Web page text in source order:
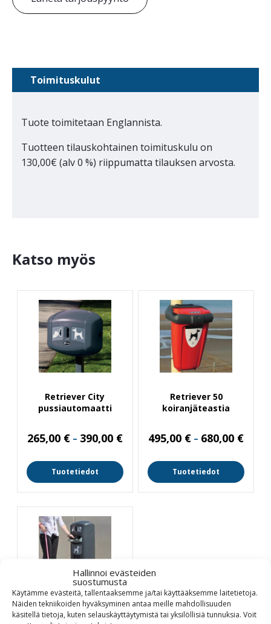
Hallinnoi evästeiden
suostumusta
Käytämme evästeitä, tallentaaksemme ja/tai käyttääksemme laitetietoja.
Näiden tekniikoiden hyväksyminen antaa meille mahdollisuuden
käsitellä tietoja, kuten selauskäyttäytymistä tai yksilöllisiä tunnuksia. Voit
Toimituskulut
Tuote toimitetaan Englannista.
Tuotteen tilauskohtainen toimituskulu on
130,00€ (alv 0 %) riippumatta tilauksen arvosta.
Katso myös
Retriever City
pussiautomaatti
265,00 € – 390,00 €Hintaluokka:
265,00 €
390,00 €
Tuotetiedot
Retriever 50
koiranjäteastia
495,00 € – 680,00 €
Tuotetiedot
Retriever City